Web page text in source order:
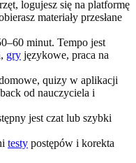
logujesz się na platformę
materiały przesłane
minut. Tempo jest
gry językowe, praca na
quizy w aplikacji
od nauczyciela i
jest czat lub szybki
testy postępów i korekta